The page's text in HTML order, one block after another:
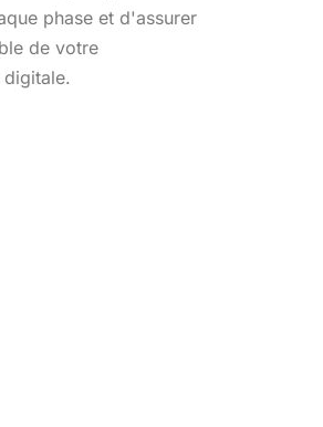
phase et d'assurer
de votre